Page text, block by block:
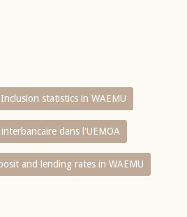
statistics in WAEMU
dans l'UEMOA
and lending rates in WAEMU